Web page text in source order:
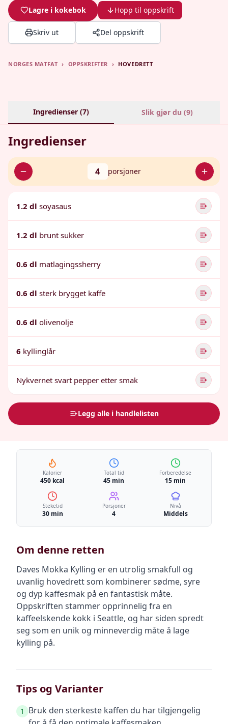
Lagre i kokebok Hopp til oppskrift
Skriv ut Del oppskrift
NORGES MATFAT › OPPSKRIFTER › HOVEDRETT
Ingredienser (7) Slik gjør du (9)
Ingredienser
4 porsjoner
1.2 dl soyasaus
1.2 dl brunt sukker
0.6 dl matlagingssherry
0.6 dl sterk brygget kaffe
0.6 dl olivenolje
6 kyllinglår
Nykvernet svart pepper etter smak
Legg alle i handlelisten
Kalorier
450 kcal
Total tid
45 min
Forberedelse
15 min
Steketid
30 min
Porsjoner
4
Nivå
Middels
Om denne retten
Daves Mokka Kylling er en utrolig smakfull og
uvanlig hovedrett som kombinerer sødme, syre
og dyp kaffesmak på en fantastisk måte.
Oppskriften stammer opprinnelig fra en
kaffeelskende kokk i Seattle, og har siden spredt
seg som en unik og minneverdig måte å lage
kylling på.
Tips og Varianter
1
Bruk den sterkeste kaffen du har tilgjengelig